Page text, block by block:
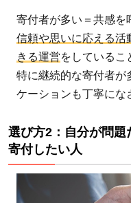
2.1
1.子
ども
（日
本国
教
育、
こど
寄付者が多い＝共感を
信頼や思いに応える活
きる運営をしているこ
特に継続的な寄付者が
ケーションも丁寧にな
選び方2：自分が問題
寄付したい人